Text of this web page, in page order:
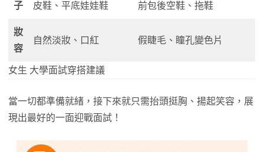
子
皮鞋、平底娃娃鞋
前包後空鞋、拖鞋
妝
容
自然淡妝、口紅 假睫毛、瞳孔變色片
女生 大學面試穿搭建議
當一切都準備就緒，接下來就只需抬頭挺胸、揚起笑容，展
現出最好的一面迎戰面試！